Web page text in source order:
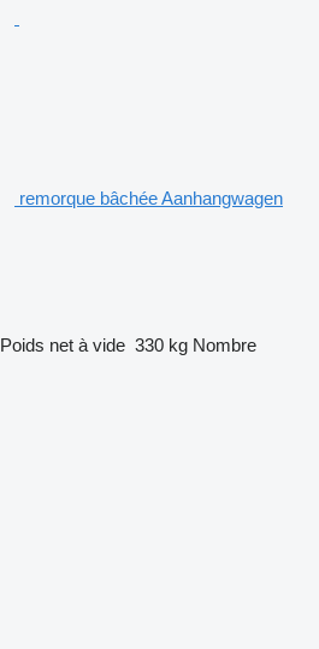
remorque bâchée Aanhangwagen
Poids net à vide 330 kg Nombre